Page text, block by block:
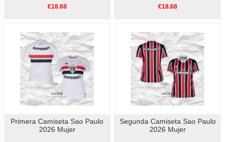
€18.68 €18.68
Primera Camiseta Sao Paulo
2026 Mujer
Segunda Camiseta Sao Paulo
2026 Mujer